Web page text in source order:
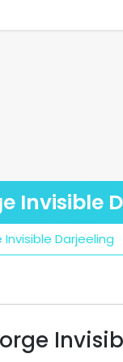
Invisible
Darjeeling